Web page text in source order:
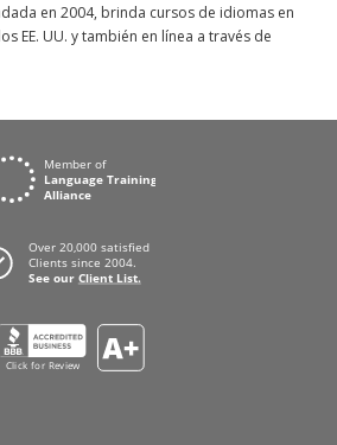
en 2004, brinda cursos de idiomas en
EE. UU. y también en línea a través de